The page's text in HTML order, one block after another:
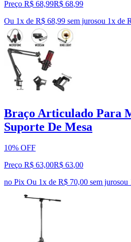
Preço R$ 68,99R$ 68,99
Ou 1x de R$ 68,99 sem jurosou 1x de
Braço Articulado Para
Suporte De Mesa
10% OFF
Preço R$ 63,00R$ 63,00
no Pix Ou 1x de R$ 70,00 sem jurosou